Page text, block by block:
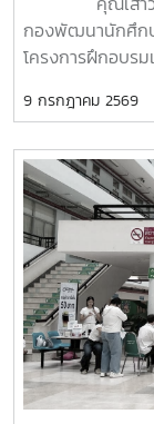
กองพัฒนานักศึกษ
โครงการฝึกอบร
ที่ 6–7 กรกฎาค
บุคลากรจากทั้งเ
เอกชนแห่งประเ
พัฒนาองค์ความรู้
ครอบคลุมตั้งแต่:ค
ปัญหา และปัจจัยเ
เบื้องต้น: ด้วยเครื่
ST-5 ทักษะการใ
(Active
ปฐมพยาบาลทาง
นอกจากนี้ ยังมีกา
9 กรกฎาคม